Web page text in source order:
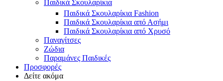
Παιδικά Σκουλαρίκια
Παιδικά Σκουλαρίκια Fashion
Παιδικά Σκουλαρίκια από Ασήμι
Παιδικά Σκουλαρίκια από Χρυσό
Παναγίτσες
Ζώδια
Παραμάνες Παιδικές
Προσφορές
Δείτε ακόμα